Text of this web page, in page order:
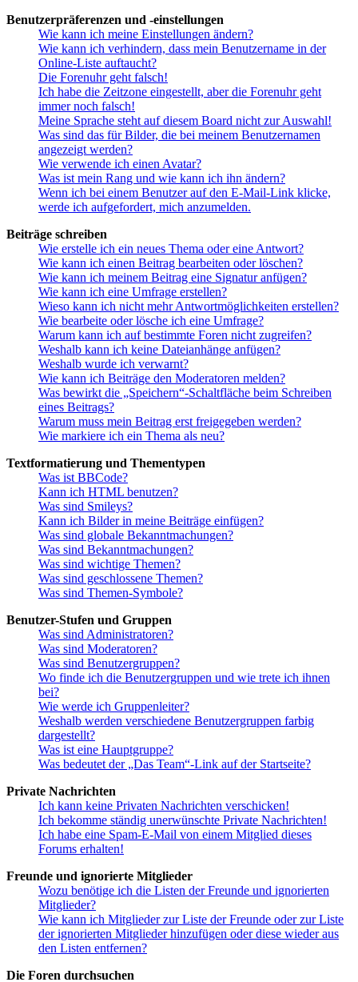
Benutzerpräferenzen und -einstellungen
Wie kann ich meine Einstellungen ändern?
Wie kann ich verhindern, dass mein Benutzername in der
Online-Liste auftaucht?
Die Forenuhr geht falsch!
Ich habe die Zeitzone eingestellt, aber die Forenuhr geht
immer noch falsch!
Meine Sprache steht auf diesem Board nicht zur Auswahl!
Was sind das für Bilder, die bei meinem Benutzernamen
angezeigt werden?
Wie verwende ich einen Avatar?
Was ist mein Rang und wie kann ich ihn ändern?
Wenn ich bei einem Benutzer auf den E-Mail-Link klicke,
werde ich aufgefordert, mich anzumelden.
Beiträge schreiben
Wie erstelle ich ein neues Thema oder eine Antwort?
Wie kann ich einen Beitrag bearbeiten oder löschen?
Wie kann ich meinem Beitrag eine Signatur anfügen?
Wie kann ich eine Umfrage erstellen?
Wieso kann ich nicht mehr Antwortmöglichkeiten erstellen?
Wie bearbeite oder lösche ich eine Umfrage?
Warum kann ich auf bestimmte Foren nicht zugreifen?
Weshalb kann ich keine Dateianhänge anfügen?
Weshalb wurde ich verwarnt?
Wie kann ich Beiträge den Moderatoren melden?
Was bewirkt die „Speichern“-Schaltfläche beim Schreiben
eines Beitrags?
Warum muss mein Beitrag erst freigegeben werden?
Wie markiere ich ein Thema als neu?
Textformatierung und Thementypen
Was ist BBCode?
Kann ich HTML benutzen?
Was sind Smileys?
Kann ich Bilder in meine Beiträge einfügen?
Was sind globale Bekanntmachungen?
Was sind Bekanntmachungen?
Was sind wichtige Themen?
Was sind geschlossene Themen?
Was sind Themen-Symbole?
Benutzer-Stufen und Gruppen
Was sind Administratoren?
Was sind Moderatoren?
Was sind Benutzergruppen?
Wo finde ich die Benutzergruppen und wie trete ich ihnen
bei?
Wie werde ich Gruppenleiter?
Weshalb werden verschiedene Benutzergruppen farbig
dargestellt?
Was ist eine Hauptgruppe?
Was bedeutet der „Das Team“-Link auf der Startseite?
Private Nachrichten
Ich kann keine Privaten Nachrichten verschicken!
Ich bekomme ständig unerwünschte Private Nachrichten!
Ich habe eine Spam-E-Mail von einem Mitglied dieses
Forums erhalten!
Freunde und ignorierte Mitglieder
Wozu benötige ich die Listen der Freunde und ignorierten
Mitglieder?
Wie kann ich Mitglieder zur Liste der Freunde oder zur Liste
der ignorierten Mitglieder hinzufügen oder diese wieder aus
den Listen entfernen?
Die Foren durchsuchen